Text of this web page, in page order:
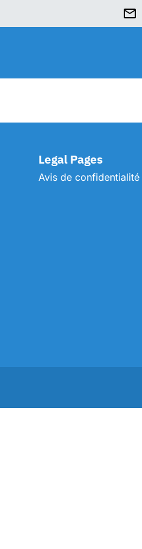
Legal Pages
Avis de confidentialité